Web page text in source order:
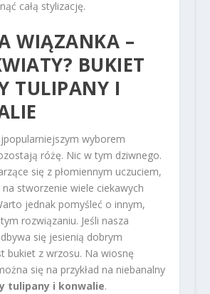
całą stylizację.
WIĄZANKA –
BUKIET
TULIPANY I
wyborem
różę. Nic w tym dziwnego.
się z płomiennym uczuciem,
stworzenie wiele ciekawych
jednak pomyśleć o innym,
rozwiązaniu. Jeśli nasza
się jesienią dobrym
bukiet z wrzosu. Na wiosnę
się na przykład na niebanalny
tulipany i konwalie.